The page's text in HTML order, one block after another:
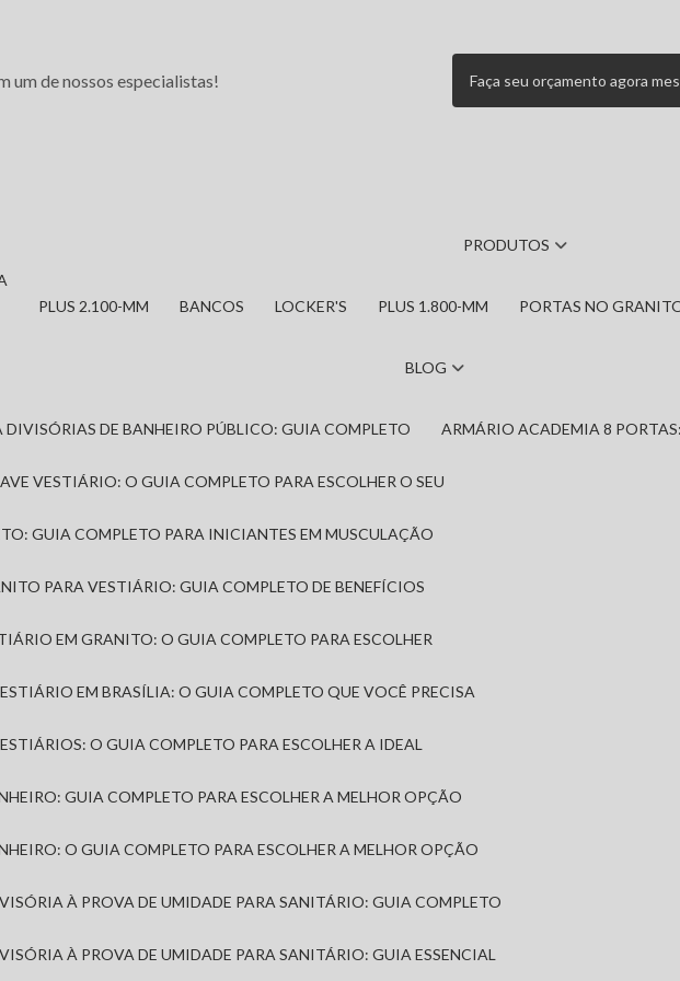
um de nossos especialistas! Faça seu orçamento agora
PRODUTOS
PLUS 2.100-MM BANCOS LOCKER'S PLUS 1.800-MM PORTAS NO
BLOG
DIVISÓRIAS DE BANHEIRO PÚBLICO: GUIA COMPLETO ARMÁRIO ACADEMIA 8
VESTIÁRIO: O GUIA COMPLETO PARA ESCOLHER O SEU
GUIA COMPLETO PARA INICIANTES EM MUSCULAÇÃO
PARA VESTIÁRIO: GUIA COMPLETO DE BENEFÍCIOS
EM GRANITO: O GUIA COMPLETO PARA ESCOLHER
EM BRASÍLIA: O GUIA COMPLETO QUE VOCÊ PRECISA
O GUIA COMPLETO PARA ESCOLHER A IDEAL
GUIA COMPLETO PARA ESCOLHER A MELHOR OPÇÃO
O GUIA COMPLETO PARA ESCOLHER A MELHOR OPÇÃO
À PROVA DE UMIDADE PARA SANITÁRIO: GUIA COMPLETO
À PROVA DE UMIDADE PARA SANITÁRIO: GUIA ESSENCIAL